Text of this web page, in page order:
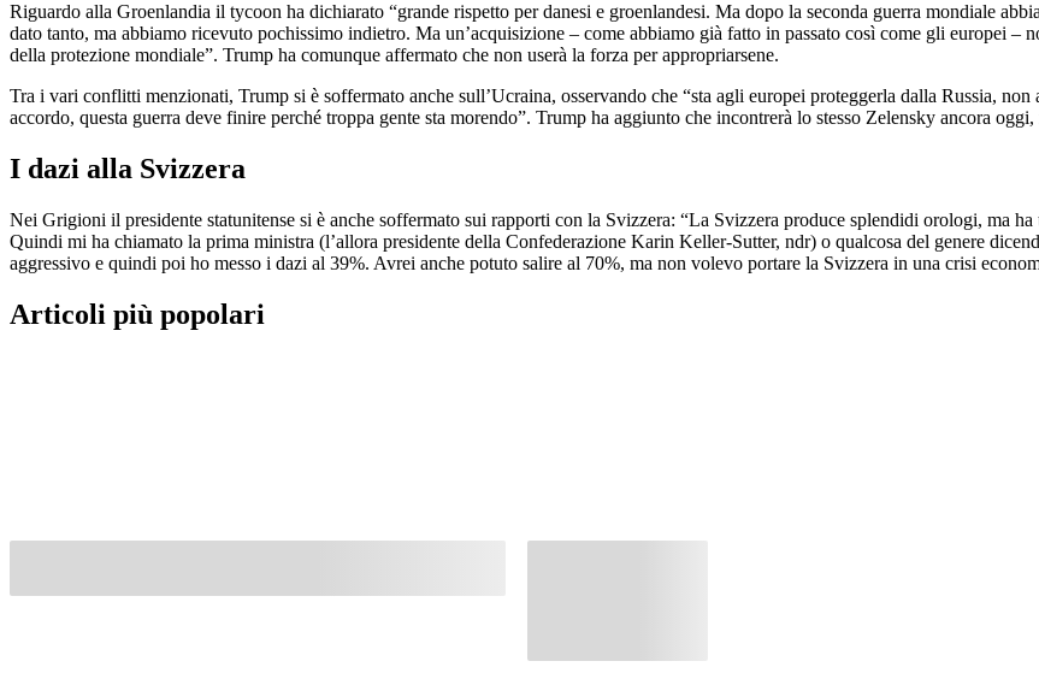
Riguardo alla Groenlandia il tycoon ha dichiarato “grande rispetto per danesi e groenlandesi. Ma dopo la seconda guerra mondiale
dato tanto, ma abbiamo ricevuto pochissimo indietro. Ma un’acquisizione – come abbiamo già fatto in passato così come gli europei
della protezione mondiale”. Trump ha comunque affermato che non userà la forza per appropriarsene.
Tra i vari conflitti menzionati, Trump si è soffermato anche sull’Ucraina, osservando che “sta agli europei proteggerla dalla Russia,
accordo, questa guerra deve finire perché troppa gente sta morendo”. Trump ha aggiunto che incontrerà lo stesso Zelensky ancora
I dazi alla Svizzera
Nei Grigioni il presidente statunitense si è anche soffermato sui rapporti con la Svizzera: “La Svizzera produce splendidi orologi, ma
Quindi mi ha chiamato la prima ministra (l’allora presidente della Confederazione Karin Keller-Sutter, ndr) o qualcosa del genere
aggressivo e quindi poi ho messo i dazi al 39%. Avrei anche potuto salire al 70%, ma non volevo portare la Svizzera in una crisi
Articoli più popolari